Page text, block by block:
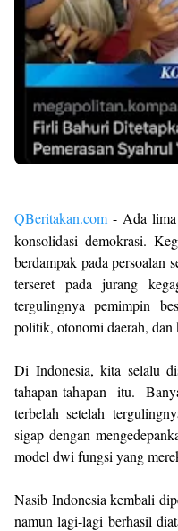
QBeritakan.com - Ada lima
konsolidasi demokrasi.
berdampak pada persoalan
terseret pada jurang
tergulingnya pemimpin
politik, otonomi daerah,
Di Indonesia, kita selalu
tahapan-tahapan itu.
terbelah setelah
sigap dengan
model dwi fungsi yang
Nasib Indonesia kembali
namun lagi-lagi berhasil